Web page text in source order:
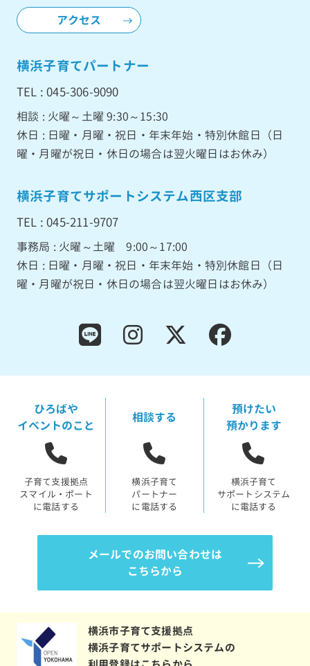
アクセス
横浜子育てパートナー
TEL : 045-306-9090
相談 : 火曜～土曜 9:30～15:30
休日 : 日曜・月曜・祝日・年末年始・特別休館日（日
曜・月曜が祝日・休日の場合は翌火曜日はお休み）
横浜子育てサポートシステム西区支部
TEL : 045-211-9707
事務局 : 火曜～土曜 9:00～17:00
休日 : 日曜・月曜・祝日・年末年始・特別休館日（日
曜・月曜が祝日・休日の場合は翌火曜日はお休み）
ひろばや
イベントのこと
子育て支援拠点
スマイル・ポート
に電話する
相談する
横浜子育て
パートナー
に電話する
預けたい
預かります
横浜子育て
サポートシステム
に電話する
メールでのお問い合わせは
こちらから
横浜市子育て支援拠点
横浜子育てサポートシステムの